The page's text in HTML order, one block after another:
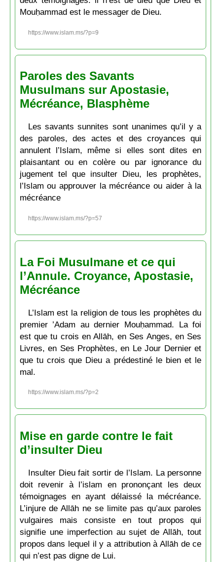
Mouḥammad est le messager de Dieu.
https://www.islam.ms/?p=9
Paroles des Savants
Musulmans sur Apostasie,
Mécréance, Blasphème
Les savants sunnites sont unanimes qu’il y a
des paroles, des actes et des croyances qui
annulent l’Islam, même si elles sont dites en
plaisantant ou en colère ou par ignorance du
jugement tel que insulter Dieu, les prophètes,
l’Islam ou approuver la mécréance ou aider à la
mécréance
https://www.islam.ms/?p=57
La Foi Musulmane et ce qui
l’Annule. Croyance, Apostasie,
Mécréance
L’Islam est la religion de tous les prophètes du
premier ’Adam au dernier Mouḥammad. La foi
est que tu crois en Allāh, en Ses Anges, en Ses
Livres, en Ses Prophètes, en Le Jour Dernier et
que tu crois que Dieu a prédestiné le bien et le
mal.
https://www.islam.ms/?p=2
Mise en garde contre le fait
d’insulter Dieu
Insulter Dieu fait sortir de l’Islam. La personne
doit revenir à l’islam en prononçant les deux
témoignages en ayant délaissé la mécréance.
L’injure de Allāh ne se limite pas qu’aux paroles
vulgaires mais consiste en tout propos qui
signifie une imperfection au sujet de Allāh, tout
propos dans lequel il y a attribution à Allāh de ce
qui n’est pas digne de Lui.